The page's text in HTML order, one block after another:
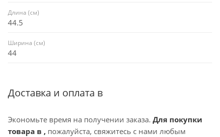
Длина (см)
44.5
Ширина (см)
44
Доставка и оплата в
Экономьте время на получении заказа. Для покупки
товара в , пожалуйста, свяжитесь с нами любым